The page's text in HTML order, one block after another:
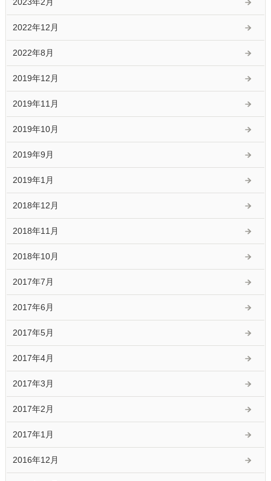
2022年12月
2022年8月
2019年12月
2019年11月
2019年10月
2019年9月
2019年1月
2018年12月
2018年11月
2018年10月
2017年7月
2017年6月
2017年5月
2017年4月
2017年3月
2017年2月
2017年1月
2016年12月